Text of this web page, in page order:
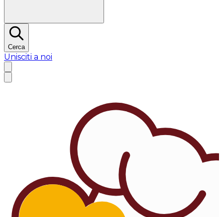
Cerca
Unisciti a noi